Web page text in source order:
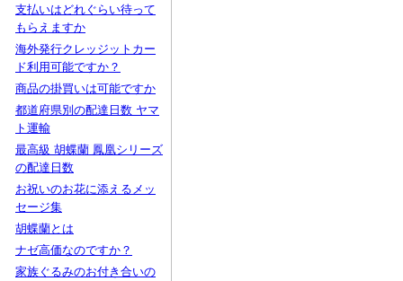
支払いはどれぐらい待って
もらえますか
海外発行クレッジットカー
ド利用可能ですか？
商品の掛買いは可能ですか
都道府県別の配達日数 ヤマ
ト運輸
最高級 胡蝶蘭 鳳凰シリーズ
の配達日数
お祝いのお花に添えるメッ
セージ集
胡蝶蘭とは
ナゼ高価なのですか？
家族ぐるみのお付き合いの